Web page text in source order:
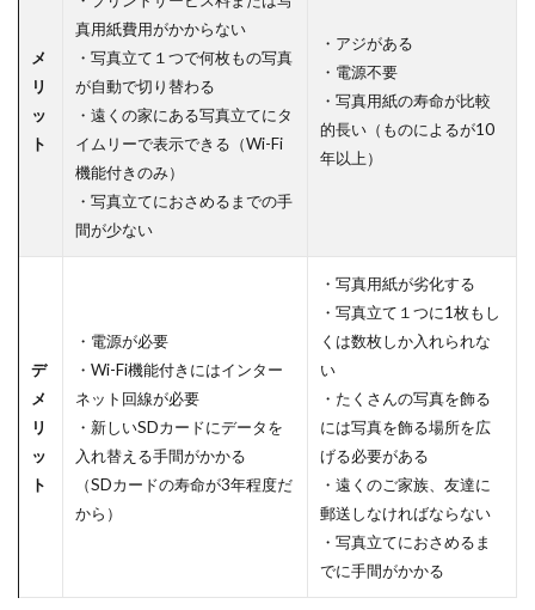
メ
リ
ッ
ト
真用紙費用がかからない
・写真立て１つで何枚もの写真
が自動で切り替わる
・遠くの家にある写真立てにタ
イムリーで表示できる（Wi-Fi
機能付きのみ）
・写真立てにおさめるまでの手
間が少ない
・アジがある
・電源不要
・写真用紙の寿命が比較
的長い（ものによるが10
年以上）
デ
メ
リ
ッ
ト
・電源が必要
・Wi-Fi機能付きにはインター
ネット回線が必要
・新しいSDカードにデータを
入れ替える手間がかかる
（SDカードの寿命が3年程度だ
から）
・写真用紙が劣化する
・写真立て１つに1枚もし
くは数枚しか入れられな
い
・たくさんの写真を飾る
には写真を飾る場所を広
げる必要がある
・遠くのご家族、友達に
郵送しなければならない
・写真立てにおさめるま
でに手間がかかる